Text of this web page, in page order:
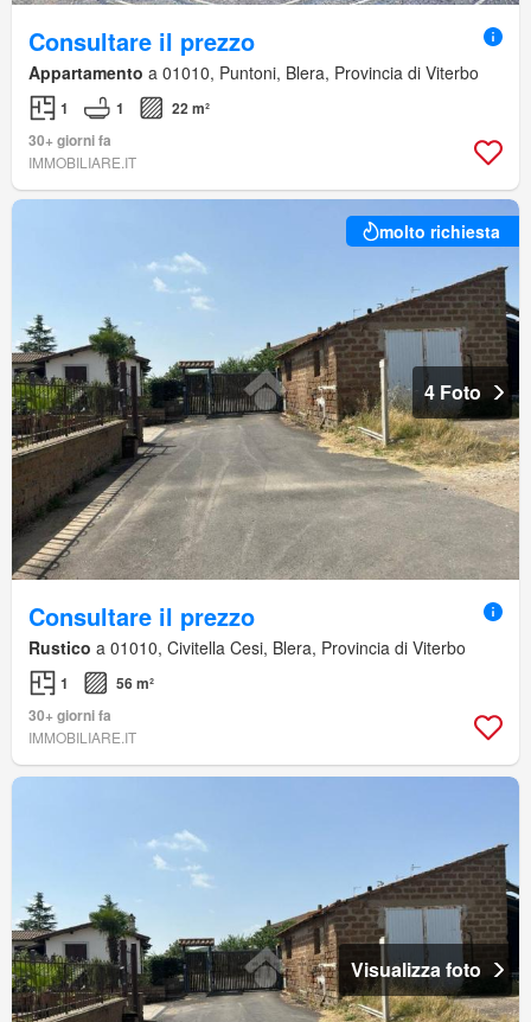
Consultare il prezzo
Appartamento a 01010, Puntoni, Blera, Provincia di Viterbo
1 1
22 m²
30+ giorni fa
IMMOBILIARE.IT
molto richiesta
4 Foto
Consultare il prezzo
Rustico a 01010, Civitella Cesi, Blera, Provincia di Viterbo
1
56 m²
30+ giorni fa
IMMOBILIARE.IT
Visualizza foto